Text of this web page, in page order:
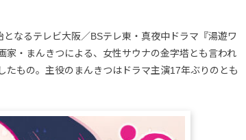
なるテレビ大阪／BSテレ東・真夜中ドラマ『湯遊ワ
家・まんきつによる、女性サウナの金字塔とも言われ
たもの。主役のまんきつはドラマ主演17年ぶりのとも